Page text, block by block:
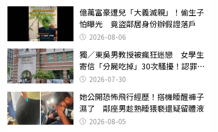
億萬富豪遭兒「大義滅親」！偷生子
怕曝光 竟盜鄰居身份辦假證落戶
2026-08-06
獨／東吳男教授被瘋狂迷戀 女學生
寄信「分屍吃掉」30次騷擾！認罪免
關 2026-07-30
她公開恐怖飛行經歷！搭機睡醒褲子
濕了 鄰座男趁熟睡猥褻還疑留體液
2026-08-05